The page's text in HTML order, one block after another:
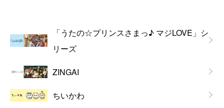
「うたの☆プリンスさまっ♪ マジLOVE」シ
リーズ
ZINGAI
ちいかわ